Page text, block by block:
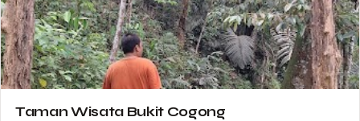
Taman Wisata Bukit Cogong